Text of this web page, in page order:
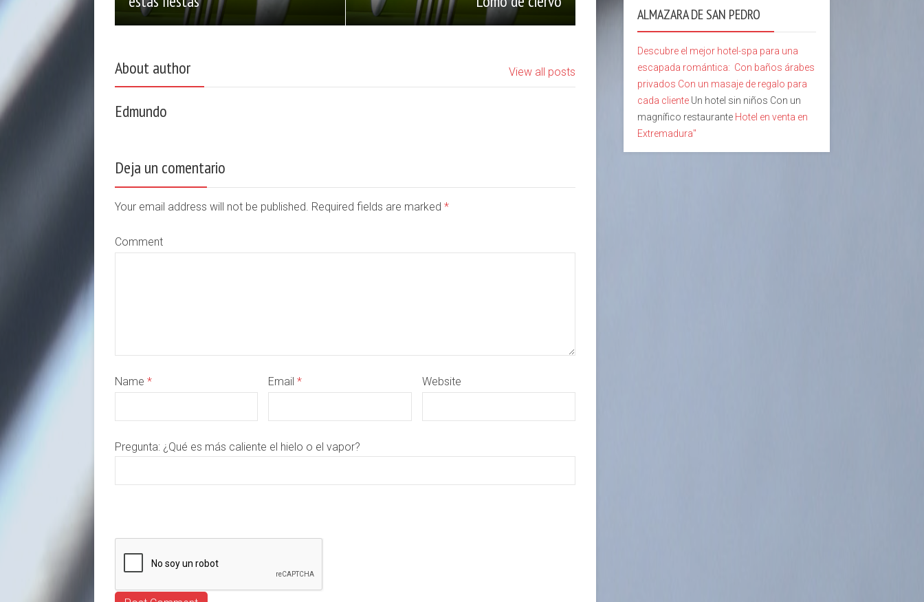
About author View all posts
Edmundo
Deja un comentario
Your email address will not be published. Required fields are marked *
Comment
Name * Email * Website
Pregunta: ¿Qué es más caliente el hielo o el vapor?
ALMAZARA DE SAN PEDRO
Descubre el mejor hotel-spa para una
escapada romántica: Con baños árabes
privados Con un masaje de regalo para
cada cliente Un hotel sin niños Con un
magnífico restaurante Hotel en venta en
Extremadura"